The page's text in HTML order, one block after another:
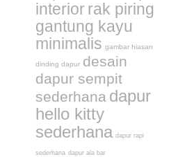
interior rak piring
gantung kayu
minimalis gambar hiasan
dinding dapur desain
dapur sempit
sederhana dapur
hello kitty
sederhana dapur rapi
sederhana dapur ala bar